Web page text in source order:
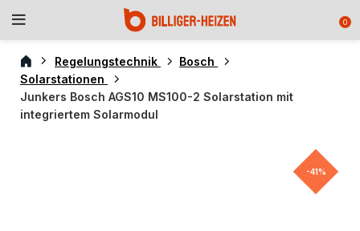
0
Regelungstechnik
Bosch
Solarstationen
Junkers Bosch AGS10 MS100-2 Solarstation mit
integriertem Solarmodul
-41%